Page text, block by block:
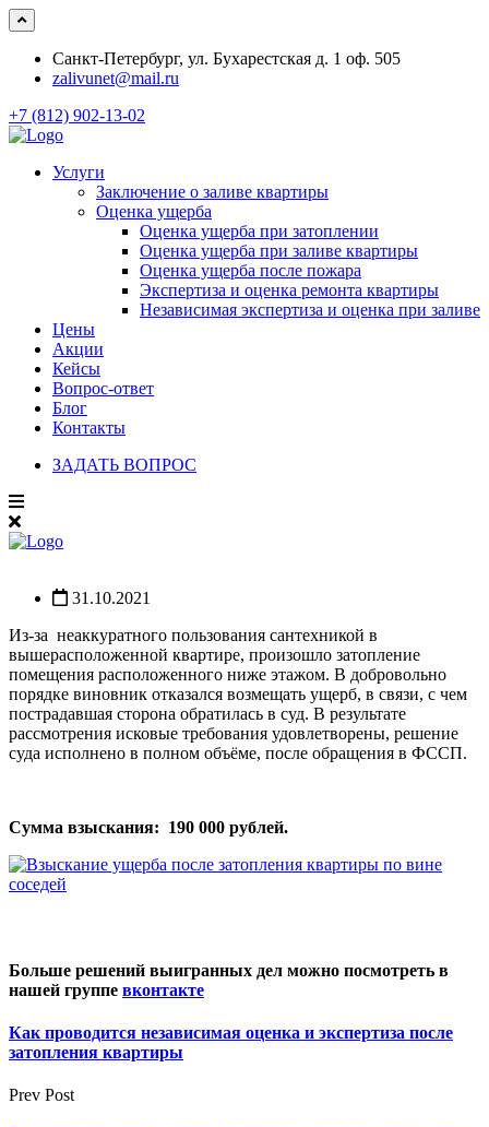
Санкт-Петербург, ул. Бухарестская д. 1 оф. 505
zalivunet@mail.ru
+7 (812) 902-13-02
Услуги
Заключение о заливе квартиры
Оценка ущерба
Оценка ущерба при затоплении
Оценка ущерба при заливе квартиры
Оценка ущерба после пожара
Экспертиза и оценка ремонта квартиры
Независимая экспертиза и оценка при заливе
Цены
Акции
Кейсы
Вопрос-ответ
Блог
Контакты
ЗАДАТЬ ВОПРОС
31.10.2021
Из-за неаккуратного пользования сантехникой в
вышерасположенной квартире, произошло затопление
помещения расположенного ниже этажом. В добровольно
порядке виновник отказался возмещать ущерб, в связи, с чем
пострадавшая сторона обратилась в суд. В результате
рассмотрения исковые требования удовлетворены, решение
суда исполнено в полном объёме, после обращения в ФССП.
Сумма взыскания: 190 000 рублей.
Больше решений выигранных дел можно посмотреть в
нашей группе вконтакте
Как проводится независимая оценка и экспертиза после
затопления квартиры
Prev Post